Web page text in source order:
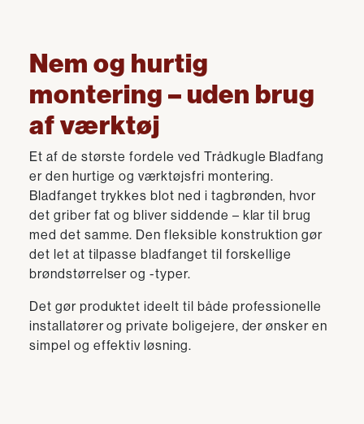
Nem og hurtig
montering – uden brug
af værktøj
Et af de største fordele ved Trådkugle Bladfang
er den hurtige og værktøjsfri montering.
Bladfanget trykkes blot ned i tagbrønden, hvor
det griber fat og bliver siddende – klar til brug
med det samme. Den fleksible konstruktion gør
det let at tilpasse bladfanget til forskellige
brøndstørrelser og -typer.
Det gør produktet ideelt til både professionelle
installatører og private boligejere, der ønsker en
simpel og effektiv løsning.